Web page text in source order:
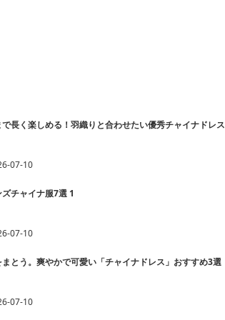
長く楽しめる！羽織りと合わせたい優秀チャイナドレ
07-10
チャイナ服7選 1
07-10
とう。爽やかで可愛い「チャイナドレス」おすすめ3選
07-10